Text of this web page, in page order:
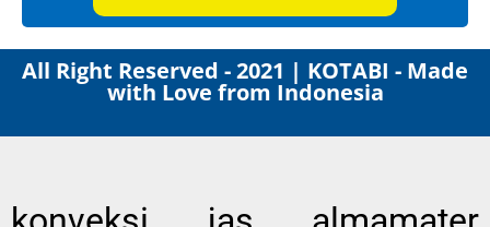
All Right Reserved - 2021 | KOTABI - Made
with Love from Indonesia